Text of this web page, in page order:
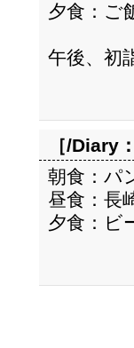
夕食：ご
午後、初
［/Diary：
朝食：パ
昼食：長
夕食：ビ